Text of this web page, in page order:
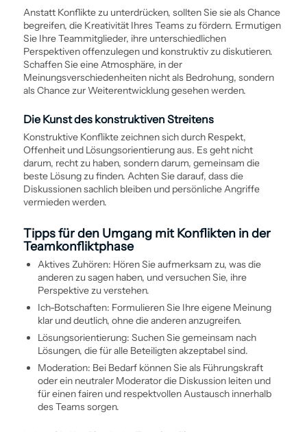
Anstatt Konflikte zu unterdrücken, sollten Sie sie als Chance
begreifen, die Kreativität Ihres Teams zu fördern. Ermutigen
Sie Ihre Teammitglieder, ihre unterschiedlichen
Perspektiven offenzulegen und konstruktiv zu diskutieren.
Schaffen Sie eine Atmosphäre, in der
Meinungsverschiedenheiten nicht als Bedrohung, sondern
als Chance zur Weiter­entwicklung gesehen werden.
Die Kunst des konstruktiven Streitens
Konstruktive Konflikte zeichnen sich durch Respekt,
Offenheit und Lösungs­orientierung aus. Es geht nicht
darum, recht zu haben, sondern darum, gemeinsam die
beste Lösung zu finden. Achten Sie darauf, dass die
Diskussionen sachlich bleiben und persönliche Angriffe
vermieden werden.
Tipps für den Umgang mit Konflikten in der
Teamkonfliktphase
Aktives Zuhören: Hören Sie aufmerksam zu, was die
anderen zu sagen haben, und versuchen Sie, ihre
Perspektive zu verstehen.
Ich-Botschaften: Formulieren Sie Ihre eigene Meinung
klar und deutlich, ohne die anderen anzugreifen.
Lösungs­orientierung: Suchen Sie gemeinsam nach
Lösungen, die für alle Beteiligten akzeptabel sind.
Moderation: Bei Bedarf können Sie als Führungs­kraft
oder ein neutraler Moderator die Diskussion leiten und
für einen fairen und respektvollen Austausch innerhalb
des Teams sorgen.